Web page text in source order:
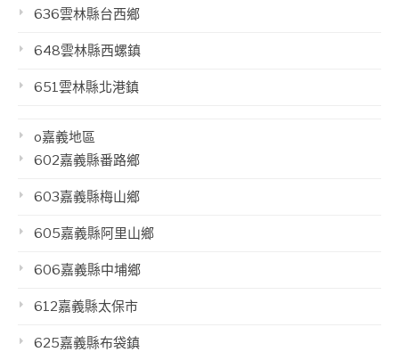
636雲林縣台西鄉
648雲林縣西螺鎮
651雲林縣北港鎮
o嘉義地區
602嘉義縣番路鄉
603嘉義縣梅山鄉
605嘉義縣阿里山鄉
606嘉義縣中埔鄉
612嘉義縣太保市
625嘉義縣布袋鎮